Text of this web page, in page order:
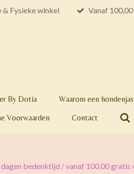
& Fysieke winkel Vanaf
By Dotia Waarom een
Voorwaarden Contact
bedenktijd / vanaf 100,00 gratis